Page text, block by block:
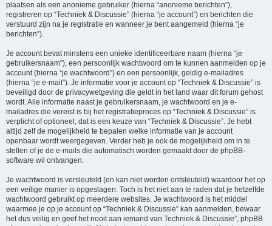
plaatsen als een anonieme gebruiker (hierna “anonieme berichten”),
registreren op “Techniek & Discussie” (hierna “je account”) en berichten die
verstuurd zijn na je registratie en wanneer je bent aangemeld (hierna “je
berichten”).
Je account bevat minstens een unieke identificeerbare naam (hierna “je
gebruikersnaam”), een persoonlijk wachtwoord om te kunnen aanmelden op je
account (hierna “je wachtwoord”) en een persoonlijk, geldig e-mailadres
(hierna “je e-mail”). Je informatie voor je account op “Techniek & Discussie” is
beveiligd door de privacywetgeving die geldt in het land waar dit forum gehost
wordt. Alle informatie naast je gebruikersnaam, je wachtwoord en je e-
mailadres die vereist is bij het registratieproces op “Techniek & Discussie” is
verplicht of optioneel, dat is een keuze van “Techniek & Discussie”. Je hebt
altijd zelf de mogelijkheid te bepalen welke informatie van je account
openbaar wordt weergegeven. Verder heb je ook de mogelijkheid om in te
stellen of je de e-mails die automatisch worden gemaakt door de phpBB-
software wil ontvangen.
Je wachtwoord is versleuteld (en kan niet worden ontsleuteld) waardoor het op
een veilige manier is opgeslagen. Toch is het niet aan te raden dat je hetzelfde
wachtwoord gebruikt op meerdere websites. Je wachtwoord is het middel
waarmee je op je account op “Techniek & Discussie” kan aanmelden, bewaar
het dus veilig en geef het nooit aan iemand van Techniek & Discussie”, phpBB